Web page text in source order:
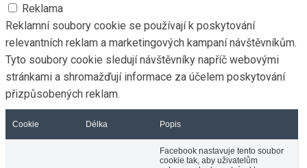
Reklama
Reklamní soubory cookie se používají k poskytování
relevantních reklam a marketingových kampaní návštěvníkům.
Tyto soubory cookie sledují návštěvníky napříč webovými
stránkami a shromažďují informace za účelem poskytování
přizpůsobených reklam.
Cookie Délka Popis
Facebook nastavuje tento soubor
cookie tak, aby uživatelům